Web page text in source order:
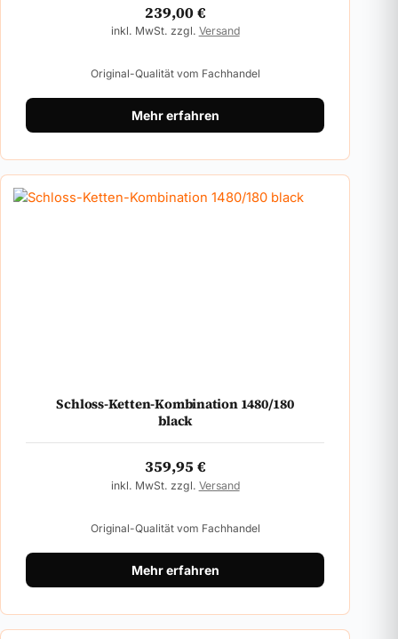
239,00€
inkl. MwSt. zzgl. Versand
Original-Qualität vom Fachhandel
Mehr erfahren
Schloss-Ketten-Kombination 1480/180
black
359,95 €
inkl. MwSt. zzgl. Versand
Original-Qualität vom Fachhandel
Mehr erfahren